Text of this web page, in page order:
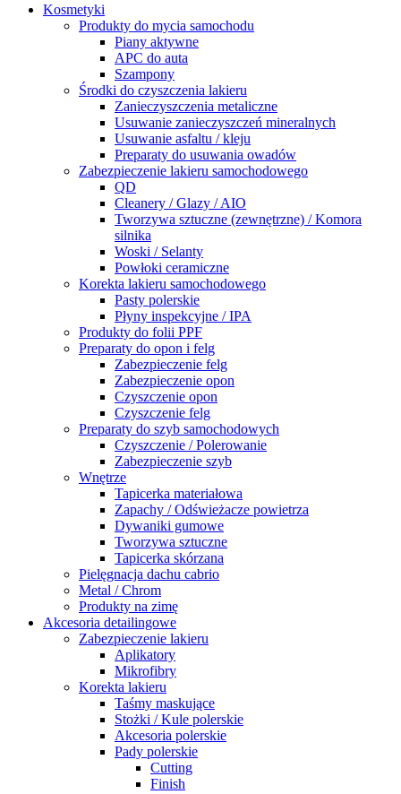
Kosmetyki
Produkty do mycia samochodu
Piany aktywne
APC do auta
Szampony
Środki do czyszczenia lakieru
Zanieczyszczenia metaliczne
Usuwanie zanieczyszczeń mineralnych
Usuwanie asfaltu / kleju
Preparaty do usuwania owadów
Zabezpieczenie lakieru samochodowego
QD
Cleanery / Glazy / AIO
Tworzywa sztuczne (zewnętrzne) / Komora
silnika
Woski / Selanty
Powłoki ceramiczne
Korekta lakieru samochodowego
Pasty polerskie
Płyny inspekcyjne / IPA
Produkty do folii PPF
Preparaty do opon i felg
Zabezpieczenie felg
Zabezpieczenie opon
Czyszczenie opon
Czyszczenie felg
Preparaty do szyb samochodowych
Czyszczenie / Polerowanie
Zabezpieczenie szyb
Wnętrze
Tapicerka materiałowa
Zapachy / Odświeżacze powietrza
Dywaniki gumowe
Tworzywa sztuczne
Tapicerka skórzana
Pielęgnacja dachu cabrio
Metal / Chrom
Produkty na zimę
Akcesoria detailingowe
Zabezpieczenie lakieru
Aplikatory
Mikrofibry
Korekta lakieru
Taśmy maskujące
Stożki / Kule polerskie
Akcesoria polerskie
Pady polerskie
Cutting
Finish